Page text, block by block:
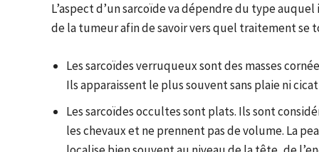
L’aspect d’un sarcoïde va dépendre du type
de la tumeur afin de savoir vers quel traitement se
Les sarcoïdes verruqueux sont des masses
Ils apparaissent le plus souvent sans plaie ni
Les sarcoïdes occultes sont plats. Ils sont
les chevaux et ne prennent pas de volume. La